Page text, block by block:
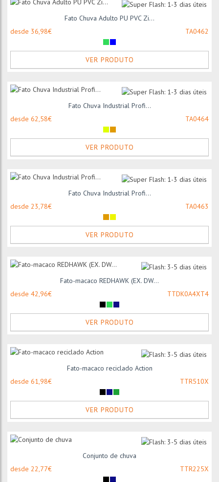
Fato Chuva Adulto PU PVC Zi...
desde 36,98€
TA0462
VER PRODUTO
Fato Chuva Industrial Profi...
desde 62,58€
TA0464
VER PRODUTO
Fato Chuva Industrial Profi...
desde 23,78€
TA0463
VER PRODUTO
Fato-macaco REDHAWK (EX. DW...
desde 42,96€
TTDK0A4XT4
VER PRODUTO
Fato-macaco reciclado Action
desde 61,98€
TTR510X
VER PRODUTO
Conjunto de chuva
desde 22,77€
TTR225X